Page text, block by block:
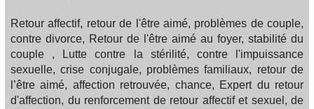
Retour affectif, retour de l'être aimé, problèmes de couple,
contre divorce, Retour de l'être aimé au foyer, stabilité du
couple , Lutte contre la stérilité, contre l'impuissance
sexuelle, crise conjugale, problèmes familiaux, retour de
l’être aimé, affection retrouvée, chance, Expert du retour
d'affection, du renforcement de retour affectif et sexuel, de